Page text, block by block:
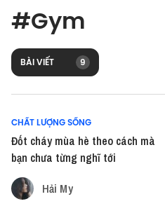
#Gym
BÀI VIẾT 9
CHẤT LƯỢNG SỐNG
Đốt cháy mùa hè theo cách mà
bạn chưa từng nghĩ tới
Hải My